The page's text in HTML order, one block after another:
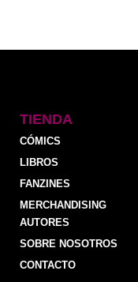
TIENDA
CÓMICS
LIBROS
FANZINES
MERCHANDISING
AUTORES
SOBRE NOSOTROS
CONTACTO